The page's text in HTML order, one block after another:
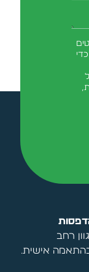
רחב
אישית.